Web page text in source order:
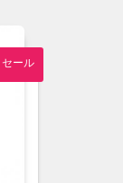
セール